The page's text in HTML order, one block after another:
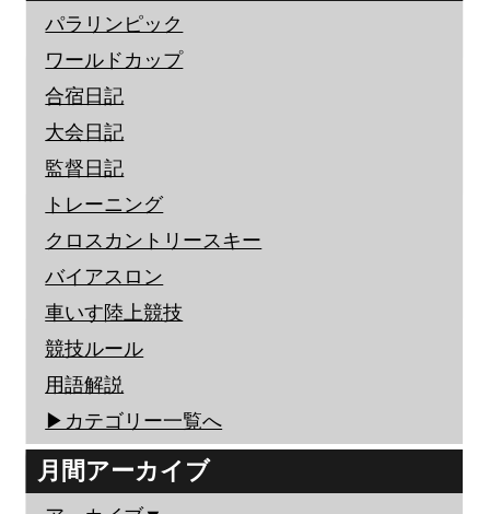
パラリンピック
ワールドカップ
合宿日記
大会日記
監督日記
トレーニング
クロスカントリースキー
バイアスロン
車いす陸上競技
競技ルール
用語解説
▶︎カテゴリー一覧へ
月間アーカイブ